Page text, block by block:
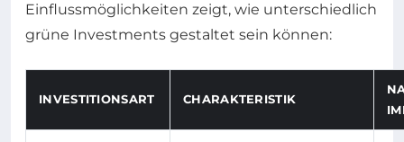
Einflussmöglichkeiten zeigt, wie unterschiedlich
grüne Investments gestaltet sein können:
INVESTITIONSART CHARAKTERISTIK